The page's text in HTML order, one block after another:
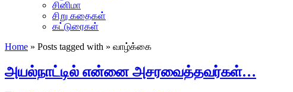
சினிமா
சிறு கதைகள்
கட்டுரைகள்
Home » Posts tagged with » வாழ்க்கை
அயல்நாட்டில் என்னை அசரவைத்தவர்கள்…